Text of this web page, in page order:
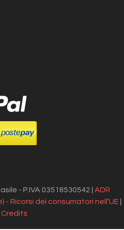
- P.IVA 03518530542 | ADR
- Ricorsi dei consumatori nell’UE
Credits